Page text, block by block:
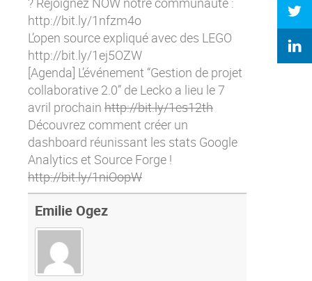
http://bit.ly/1nfzm4o
L’open source expliqué avec des LEGO
http://bit.ly/1ej5OZW
[Agenda] L’événement “Gestion de projet
collaborative 2.0” de Lecko a lieu le 7
avril prochain http://bit.ly/1es12th
Découvrez comment créer un
dashboard réunissant les stats Google
Analytics et Source Forge !
http://bit.ly/1niOopW
Emilie Ogez